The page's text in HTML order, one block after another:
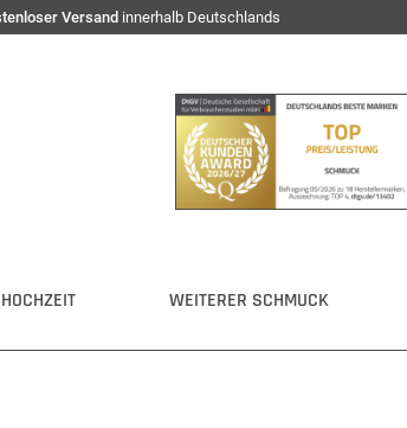
Versand innerhalb Deutschlands
HOCHZEIT WEITERER SCHMUCK